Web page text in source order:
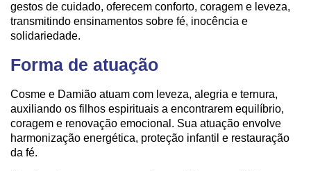
gestos de cuidado, oferecem conforto, coragem e leveza,
transmitindo ensinamentos sobre fé, inocência e
solidariedade.
Forma de atuação
Cosme e Damião atuam com leveza, alegria e ternura,
auxiliando os filhos espirituais a encontrarem equilíbrio,
coragem e renovação emocional. Sua atuação envolve
harmonização energética, proteção infantil e restauração
da fé.